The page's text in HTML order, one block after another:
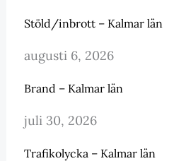
Stöld/inbrott – Kalmar län
augusti 6, 2026
Brand – Kalmar län
juli 30, 2026
Trafikolycka – Kalmar län